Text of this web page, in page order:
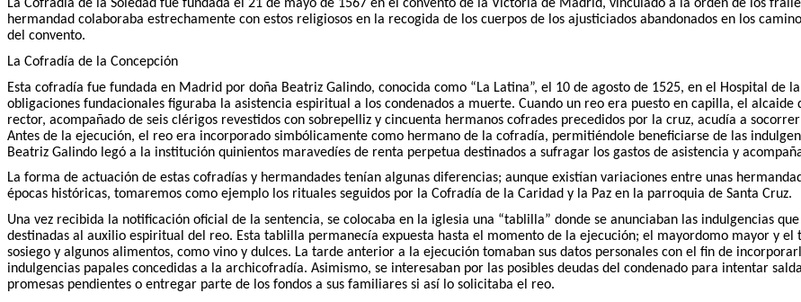
La Cofradía de la Soledad fue fundada el 21 de mayo de 1567 en el convento de la Victoria de Madrid, vinculado a la orden de los
hermandad colaboraba estrechamente con estos religiosos en la recogida de los cuerpos de los ajusticiados abandonados en los
del convento.
La Cofradía de la Concepción
Esta cofradía fue fundada en Madrid por doña Beatriz Galindo, conocida como “La Latina”, el 10 de agosto de 1525, en el Hospital de
obligaciones fundacionales figuraba la asistencia espiritual a los condenados a muerte. Cuando un reo era puesto en capilla, el
rector, acompañado de seis clérigos revestidos con sobrepelliz y cincuenta hermanos cofrades precedidos por la cruz, acudía a
Antes de la ejecución, el reo era incorporado simbólicamente como hermano de la cofradía, permitiéndole beneficiarse de las
Beatriz Galindo legó a la institución quinientos maravedíes de renta perpetua destinados a sufragar los gastos de asistencia y
La forma de actuación de estas cofradías y hermandades tenían algunas diferencias; aunque existían variaciones entre unas
épocas históricas, tomaremos como ejemplo los rituales seguidos por la Cofradía de la Caridad y la Paz en la parroquia de Santa Cruz.
Una vez recibida la notificación oficial de la sentencia, se colocaba en la iglesia una “tablilla” donde se anunciaban las indulgencias
destinadas al auxilio espiritual del reo. Esta tablilla permanecía expuesta hasta el momento de la ejecución; el mayordomo mayor y
sosiego y algunos alimentos, como vino y dulces. La tarde anterior a la ejecución tomaban sus datos personales con el fin de
indulgencias papales concedidas a la archicofradía. Asimismo, se interesaban por las posibles deudas del condenado para intentar
promesas pendientes o entregar parte de los fondos a sus familiares si así lo solicitaba el reo.